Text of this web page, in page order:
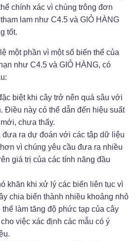
chính xác vì chúng trông đơn
lam như C4.5 và GIỎ HÀNG
tốt.
một phần vì một số biến thể của
như C4.5 và GIỎ HÀNG, có
biệt khi cây trở nên quá sâu với
Điều này có thể dẫn đến hiệu suất
chưa thấy.
đưa ra dự đoán với các tập dữ liệu
vì chúng yêu cầu đưa ra nhiều
giá trị của các tính năng đầu
khăn khi xử lý các biến liên tục vì
chia biến thành nhiều khoảng nhỏ
làm tăng độ phức tạp của cây
việc xác định các mẫu có ý